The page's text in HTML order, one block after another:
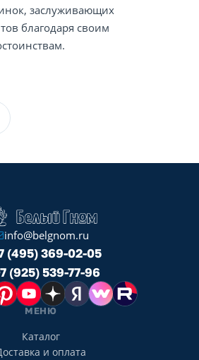
заслуживающих
благодаря своим
info@belgnom.ru
(495) 369-02-05
(925) 539-77-96
МЕНЮ
Каталог
и оплата